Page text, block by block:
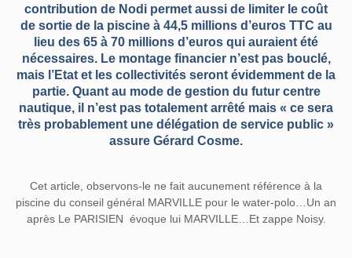
contribution de Nodi permet aussi de limiter le coût
de sortie de la piscine à 44,5 millions d’euros TTC au
lieu des 65 à 70 millions d’euros qui auraient été
nécessaires. Le montage financier n’est pas bouclé,
mais l’Etat et les collectivités seront évidemment de la
partie. Quant au mode de gestion du futur centre
nautique, il n’est pas totalement arrêté mais « ce sera
très probablement une délégation de service public »
assure Gérard Cosme.
Cet article, observons-le ne fait aucunement référence à la
piscine du conseil général MARVILLE pour le water-polo…Un an
après Le PARISIEN évoque lui MARVILLE…Et zappe Noisy.